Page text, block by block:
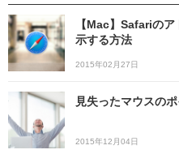
【Mac】Safariの
示する方法
2015年02月27日
見失ったマウスの
2015年12月04日